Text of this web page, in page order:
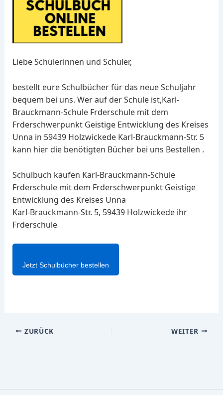
Liebe Schülerinnen und Schüler,
bestellt eure Schulbücher für das neue Schuljahr
bequem bei uns. Wer auf der Schule ist,Karl-
Brauckmann-Schule Frderschule mit dem
Frderschwerpunkt Geistige Entwicklung des Kreises
Unna in 59439 Holzwickede Karl-Brauckmann-Str. 5
kann hier die benötigten Bücher bei uns Bestellen .
Schulbuch kaufen Karl-Brauckmann-Schule
Frderschule mit dem Frderschwerpunkt Geistige
Entwicklung des Kreises Unna
Karl-Brauckmann-Str. 5, 59439 Holzwickede ihr
Frderschule
Jetzt Schulbücher bestellen
ZURÜCK WEITER